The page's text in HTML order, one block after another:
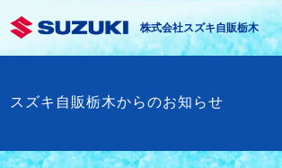
株式会社スズキ自販栃木
スズキ自販栃木からのお知らせ